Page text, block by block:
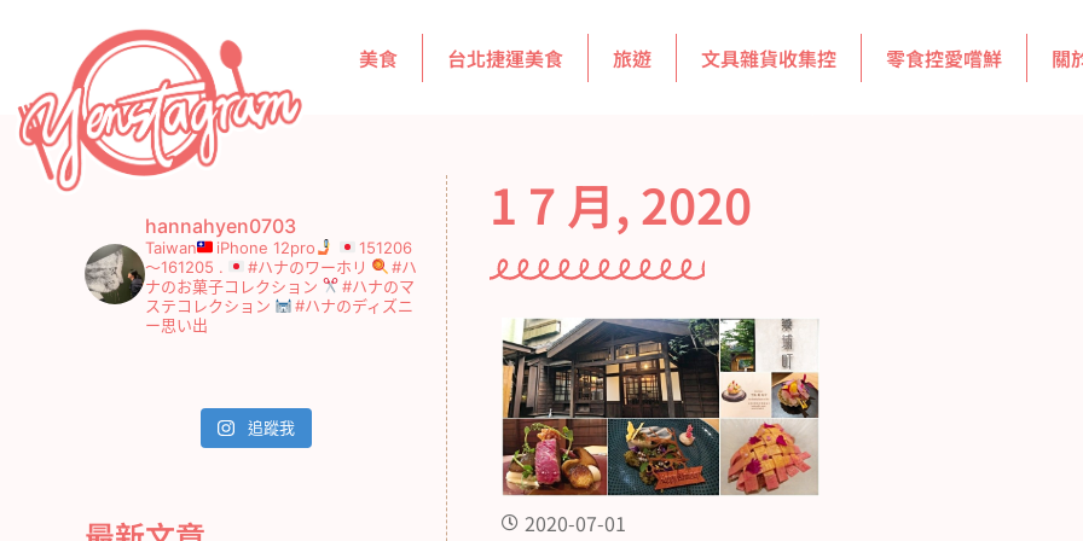
美食 台北捷運美食 旅遊 文具雜貨收集控 零食控愛嚐鮮 關
hannahyen0703
Taiwan iPhone 12pro
151206
～161205 . #ハナのワーホリ
#ハ
ナのお菓子コレクション
#ハナのマ
ステコレクション
#ハナのディズニ
ー思い出
追蹤我
1 7 月, 2020
2020-07-01